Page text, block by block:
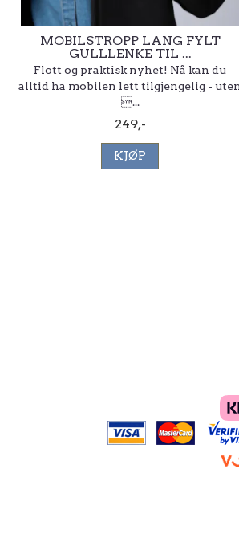
MOBILSTROPP LANG FYLT
GULLLENKE TIL ...
Flott og praktisk nyhet! Nå kan du
alltid ha mobilen lett tilgjengelig - uten
...
249,-
KJØP